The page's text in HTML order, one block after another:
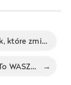
Od chaosu do jasności – 10 książek, które zmieniły moje życie – Nie Ma Biura odc. 85
To nie technologia psuje współpracę. To WASZA wina - Nie Ma Biura odc. 84 →